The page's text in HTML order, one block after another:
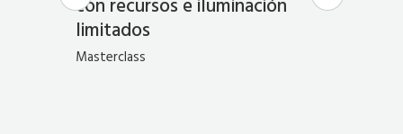
con recursos e iluminación
limitados
Masterclass